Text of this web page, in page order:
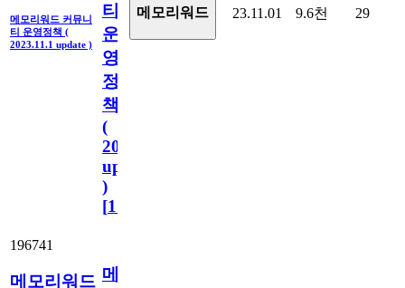
메모리워드 커뮤니
티 운영정책 (
2023.11.1 update )
티
운
영
정
책
(
2023.11.1
update
)
[110
메모리워드 23.11.01 9.6천 29
196741
메모리워드 메